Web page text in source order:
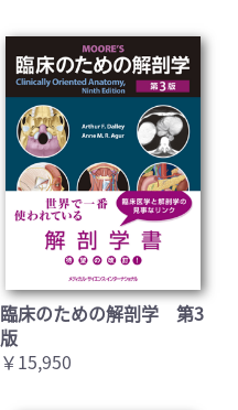
臨床のための解剖学 第3
版
￥15,950